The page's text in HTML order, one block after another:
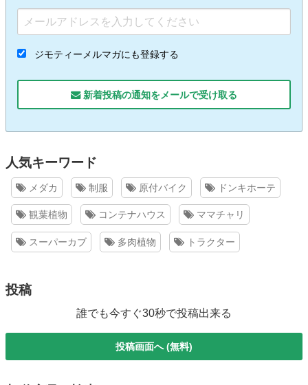
ジモティーメルマガにも登録する
新着投稿の通知をメールで受け取る
人気キーワード
メダカ 制服 原付バイク ドンキホーテ
観葉植物 コンテナハウス ママチャリ
スーパーカブ 多肉植物 トラクター
投稿
誰でも今すぐ30秒で投稿出来る
投稿画面へ (無料)